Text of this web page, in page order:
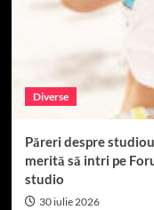
Diverse
Păreri despre
merită să intri pe
studio
30 iulie 2026